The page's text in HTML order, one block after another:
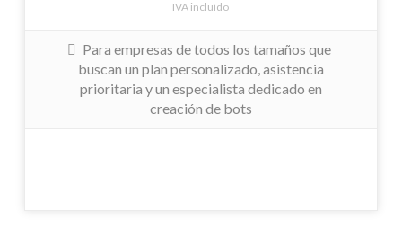
IVA incluído
Para empresas de todos los tamaños que
buscan un plan personalizado, asistencia
prioritaria y un especialista dedicado en
creación de bots